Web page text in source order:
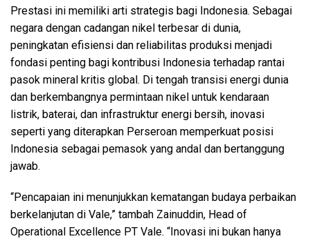
Prestasi ini memiliki arti strategis bagi Indonesia. Sebagai
negara dengan cadangan nikel terbesar di dunia,
peningkatan efisiensi dan reliabilitas produksi menjadi
fondasi penting bagi kontribusi Indonesia terhadap rantai
pasok mineral kritis global. Di tengah transisi energi dunia
dan berkembangnya permintaan nikel untuk kendaraan
listrik, baterai, dan infrastruktur energi bersih, inovasi
seperti yang diterapkan Perseroan memperkuat posisi
Indonesia sebagai pemasok yang andal dan bertanggung
jawab.
“Pencapaian ini menunjukkan kematangan budaya perbaikan
berkelanjutan di Vale,” tambah Zainuddin, Head of
Operational Excellence PT Vale. “Inovasi ini bukan hanya